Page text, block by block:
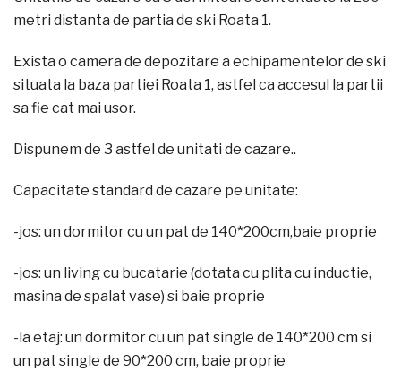
metri distanta de partia de ski Roata 1.
Exista o camera de depozitare a echipamentelor de ski
situata la baza partiei Roata 1, astfel ca accesul la partii
sa fie cat mai usor.
Dispunem de 3 astfel de unitati de cazare..
Capacitate standard de cazare pe unitate:
-jos: un dormitor cu un pat de 140*200cm,baie proprie
-jos: un living cu bucatarie (dotata cu plita cu inductie,
masina de spalat vase) si baie proprie
-la etaj: un dormitor cu un pat single de 140*200 cm si
un pat single de 90*200 cm, baie proprie